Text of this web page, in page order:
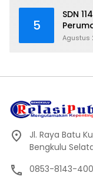
5
SDN
Layak
Agustus
Jl. Raya Batu
Bengkulu
0853-8143-